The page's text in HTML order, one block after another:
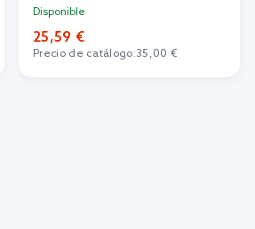
Disponible
25,59 €
Precio de catálogo:35,00 €